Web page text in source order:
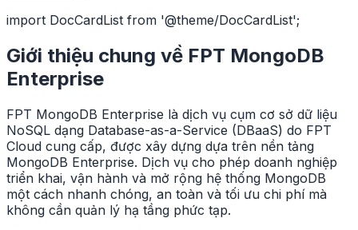
import DocCardList from '@theme/DocCardList';
Giới thiệu chung về FPT MongoDB
Enterprise
FPT MongoDB Enterprise là dịch vụ cụm cơ sở dữ liệu
NoSQL dạng Database-as-a-Service (DBaaS) do FPT
Cloud cung cấp, được xây dựng dựa trên nền tảng
MongoDB Enterprise. Dịch vụ cho phép doanh nghiệp
triển khai, vận hành và mở rộng hệ thống MongoDB
một cách nhanh chóng, an toàn và tối ưu chi phí mà
không cần quản lý hạ tầng phức tạp.